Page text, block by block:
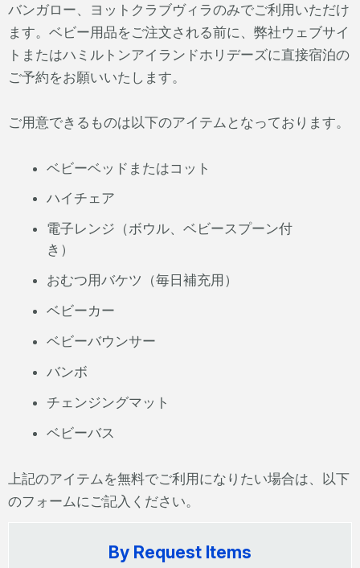
バンガロー、ヨットクラブヴィラのみでご利用いただけ
ます。ベビー用品をご注文される前に、弊社ウェブサイ
トまたはハミルトンアイランドホリデーズに直接宿泊の
ご予約をお願いいたします。
ご用意できるものは以下のアイテムとなっております。
ベビーベッドまたはコット
ハイチェア
電子レンジ（ボウル、ベビースプーン付
き）
おむつ用バケツ（毎日補充用）
ベビーカー
ベビーバウンサー
バンボ
チェンジングマット
ベビーバス
上記のアイテムを無料でご利用になりたい場合は、以下
のフォームにご記入ください。
By Request Items